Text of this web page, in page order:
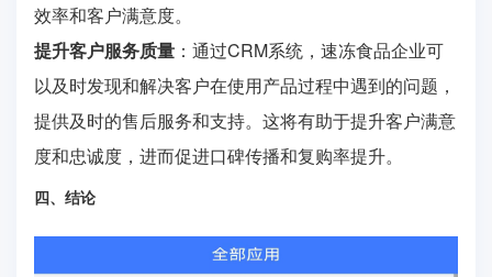
效率和客户满意度。
提升客户服务质量 ：通过CRM系统，速冻食品企业可
以及时发现和解决客户在使用产品过程中遇到的问题，
提供及时的售后服务和支持。这将有助于提升客户满意
度和忠诚度，进而促进口碑传播和复购率提升。
四、结论